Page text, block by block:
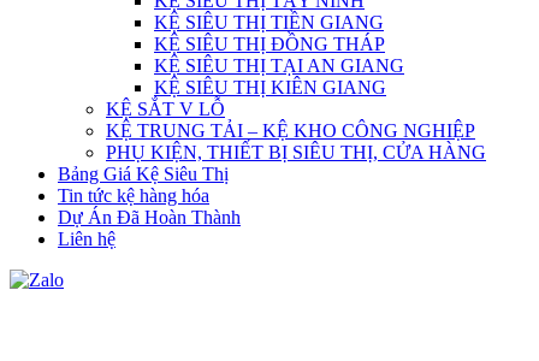
KỆ SIÊU THỊ TIỀN GIANG
KỆ SIÊU THỊ ĐỒNG THÁP
KỆ SIÊU THỊ TẠI AN GIANG
KỆ SIÊU THỊ KIÊN GIANG
KỆ SẮT V LỖ
KỆ TRUNG TẢI – KỆ KHO CÔNG NGHIỆP
PHỤ KIỆN, THIẾT BỊ SIÊU THỊ, CỬA HÀNG
Bảng Giá Kệ Siêu Thị
Tin tức kệ hàng hóa
Dự Án Đã Hoàn Thành
Liên hệ